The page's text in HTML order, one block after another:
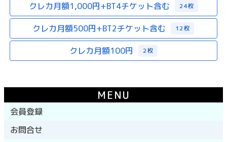
クレカ月額1,000円+BT4チケット含む 24枚
クレカ月額500円+BT2チケット含む 12枚
クレカ月額100円 2枚
MENU
会員登録
お問合せ